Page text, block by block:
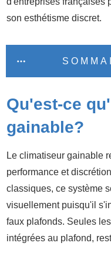
son esthétisme discret.
Qu'est-ce
gainable?
Le climatiseur gainable
performance et
classiques, ce système
visuellement puisqu'il
faux plafonds. Seules
intégrées au plafond,